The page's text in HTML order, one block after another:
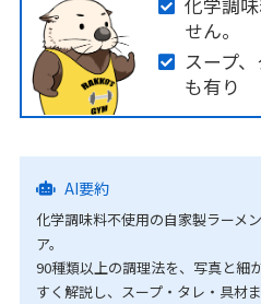
化学調
せん。
スープ
も有り
AI要約
化学調味料不使用の自家製ラーメ
ア。
90種類以上の調理法を、写真と細
すく解説し、スープ・タレ・具材ま